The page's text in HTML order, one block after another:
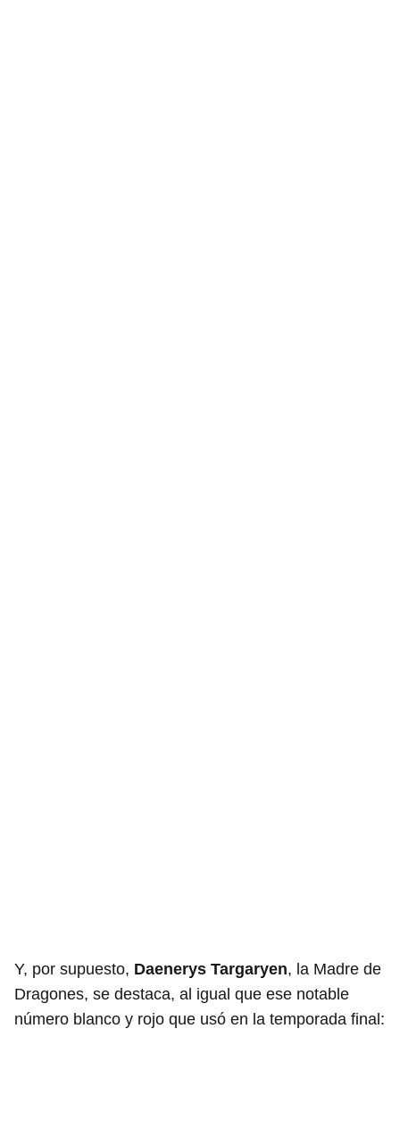
Y, por supuesto, Daenerys Targaryen, la Madre de
Dragones, se destaca, al igual que ese notable
número blanco y rojo que usó en la temporada final: